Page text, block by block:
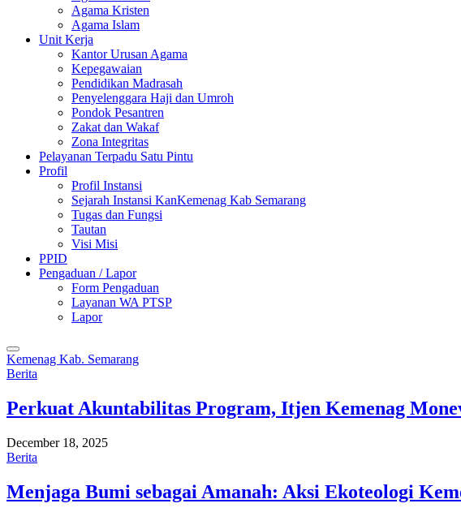
Agama Kristen
Agama Islam
Unit Kerja
Kantor Urusan Agama
Kepegawaian
Pendidikan Madrasah
Penyelenggara Haji dan Umroh
Pondok Pesantren
Zakat dan Wakaf
Zona Integritas
Pelayanan Terpadu Satu Pintu
Profil
Profil Instansi
Sejarah Instansi KanKemenag Kab Semarang
Tugas dan Fungsi
Tautan
Visi Misi
PPID
Pengaduan / Lapor
Form Pengaduan
Layanan WA PTSP
Lapor
Kemenag Kab. Semarang
Berita
Perkuat Akuntabilitas Program, Itjen Kemenag
December 18, 2025
Berita
Menjaga Bumi sebagai Amanah: Aksi Ekoteologi